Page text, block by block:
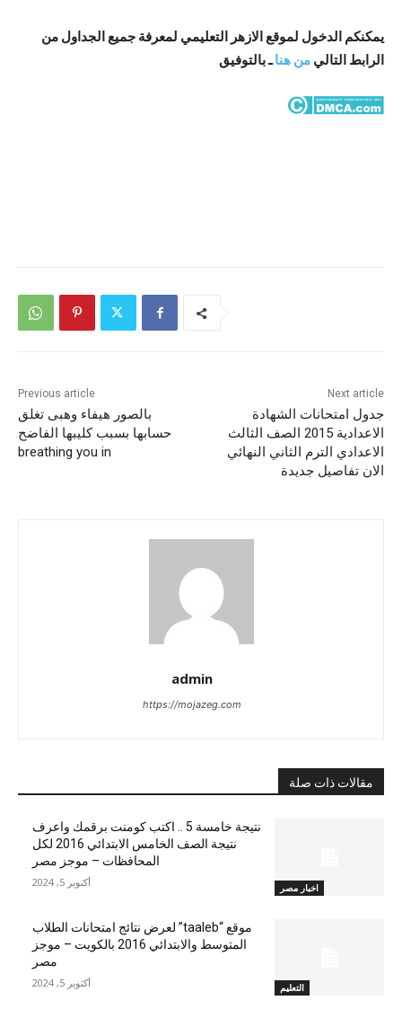
يمكنكم الدخول لموقع الازهر التعليمي لمعرفة جميع الجداول من
الرابط التالي من هناـ بالتوفيق
Previous article
بالصور هيفاء وهبى تغلق
حسابها بسبب كليبها الفاضح
breathing you in
Next article
جدول امتحانات الشهادة
الاعدادية 2015 الصف الثالث
الاعدادي الترم الثاني النهائي
الان تفاصيل جديدة
admin
https://mojazeg.com
مقالات ذات صلة
اخبار مصر
نتيجة خامسة 5 .. اكتب كومنت برقمك واعرف
نتيجة الصف الخامس الابتدائي 2016 لكل
المحافظات – موجز مصر
أكتوبر 5, 2024
التعليم
موقع “taaleb” لعرض نتائج امتحانات الطلاب
المتوسط والابتدائي 2016 بالكويت – موجز
مصر
أكتوبر 5, 2024